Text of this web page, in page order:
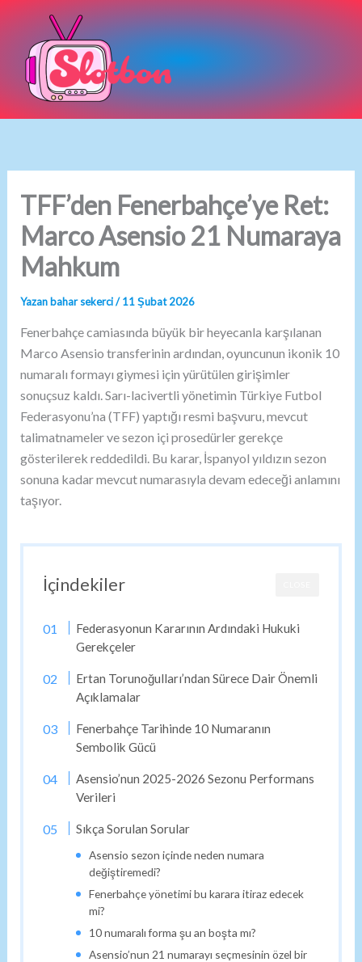
TFF’den Fenerbahçe’ye Ret:
Marco Asensio 21 Numaraya
Mahkum
Yazan bahar sekerci/11 Şubat 2026
Fenerbahçe camiasında büyük bir heyecanla karşılanan
Marco Asensio transferinin ardından, oyuncunun ikonik 10
numaralı formayı giymesi için yürütülen girişimler
sonuçsuz kaldı. Sarı-lacivertli yönetimin Türkiye Futbol
Federasyonu’na (TFF) yaptığı resmi başvuru, mevcut
talimatnameler ve sezon içi prosedürler gerekçe
gösterilerek reddedildi. Bu karar, İspanyol yıldızın sezon
sonuna kadar mevcut numarasıyla devam edeceği anlamını
taşıyor.
İçindekiler
Federasyonun Kararının Ardındaki Hukuki
Gerekçeler
Ertan Torunoğulları’ndan Sürece Dair Önemli
Açıklamalar
Fenerbahçe Tarihinde 10 Numaranın
Sembolik Gücü
Asensio’nun 2025-2026 Sezonu Performans
Verileri
Sıkça Sorulan Sorular
Asensio sezon içinde neden numara
değiştiremedi?
Fenerbahçe yönetimi bu karara itiraz edecek
mi?
10 numaralı forma şu an boşta mı?
Asensio’nun 21 numarayı seçmesinin özel bir